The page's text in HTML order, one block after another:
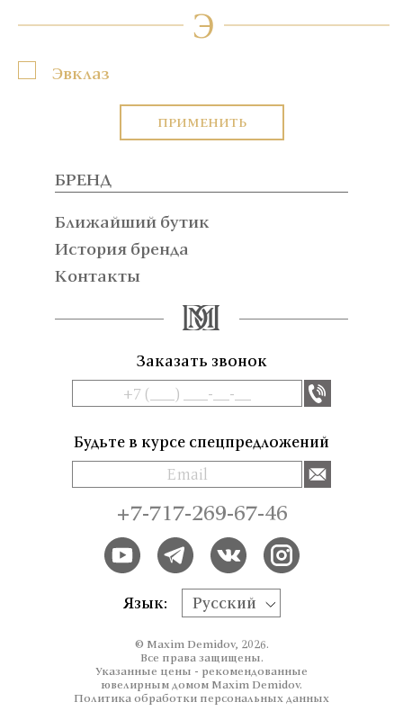
Э
Эвклаз
ПРИМЕНИТЬ
БРЕНД
Ближайший бутик
История бренда
Контакты
Заказать звонок
Будьте в курсе спецпредложений
+7-717-269-67-46
Язык: Русский
© Maxim Demidov, 2026.
Все права защищены.
Указанные цены - рекомендованные
ювелирным домом Maxim Demidov.
Политика обработки персональных данных